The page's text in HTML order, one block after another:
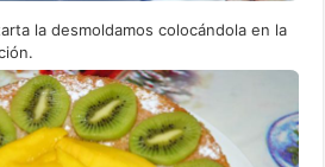
la desmoldamos colocándola en la